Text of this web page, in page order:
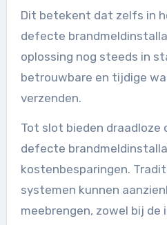
Dit betekent dat zelfs in
defecte
oplossing nog steeds in
betrouwbare en tijdige
verzenden.
Tot slot bieden draadloze
defecte
kostenbesparingen.
systemen kunnen
meebrengen, zowel bij